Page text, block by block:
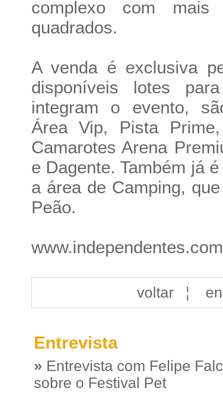
complexo com
quadrados.
A venda é exclusiva
disponíveis lotes
integram o evento,
Área Vip, Pista
Camarotes Arena
e Dagente. Também já
a área de Camping,
Peão.
voltar¦
Entrevista
» Entrevista com Felipe
sobre o Festival Pet